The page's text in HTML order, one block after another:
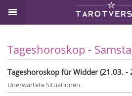
Tageshoroskop -
Tageshoroskop für Widder (21.03. -
Unerwartete Situationen